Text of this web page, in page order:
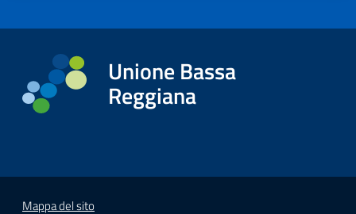
Unione Bassa
Reggiana
Mappa del sito